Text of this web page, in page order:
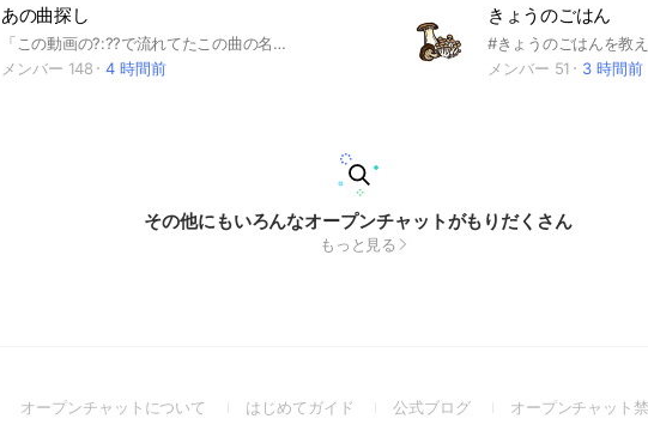
あの曲探し
「この動画の?:??で流れてたこの曲の名前は?」「この歌詞なんだけど分からない」「このbgmの名前は?」みたいな感じでみんなで力を合わせて曲名を探すよ!
メンバー 148
4 時間前
きょうのごはん
#きょうのごはんを教
メンバー 51
3 時間前
その他にもいろんなオープンチャットがもりだくさん
もっと見る
オープンチャットについて
(Openはじめてガイド
(Open公式ブログ
(Openオープンチャット